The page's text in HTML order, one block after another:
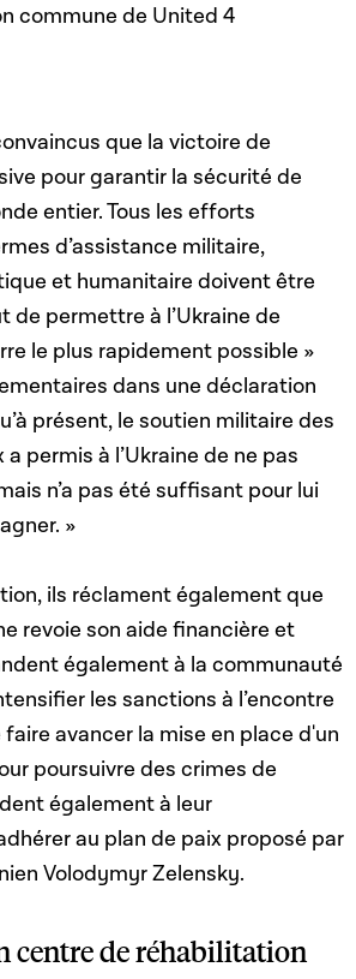
commune de United 4
que la victoire de
pour garantir la sécurité de
entier. Tous les efforts
d’assistance militaire,
et humanitaire doivent être
de permettre à l’Ukraine de
le plus rapidement possible »
dans une déclaration
présent, le soutien militaire des
permis à l’Ukraine de ne pas
n’a pas été suffisant pour lui
»
ils réclament également que
revoie son aide financière et
également à la communauté
les sanctions à l’encontre
avancer la mise en place d'un
poursuivre des crimes de
également à leur
au plan de paix proposé par
Volodymyr Zelensky.
centre de réhabilitation